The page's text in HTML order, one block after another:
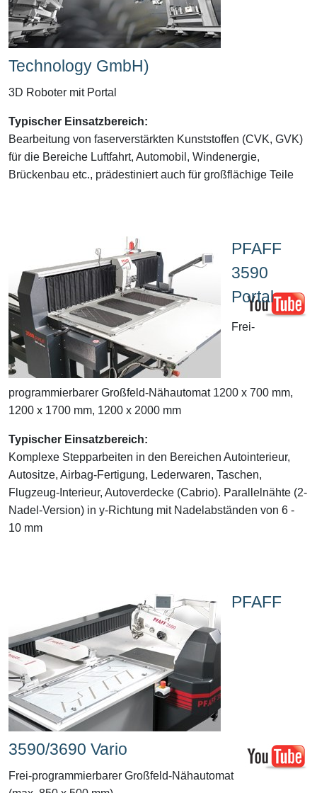
Technology GmbH)
3D Roboter mit Portal
Typischer Einsatzbereich:
Bearbeitung von faserverstärkten Kunststoffen (CVK, GVK)
für die Bereiche Luftfahrt, Automobil, Windenergie,
Brückenbau etc., prädestiniert auch für großflächige Teile
PFAFF
3590
Portal
Frei-
programmierbarer Großfeld-Nähautomat 1200 x 700 mm,
1200 x 1700 mm, 1200 x 2000 mm
Typischer Einsatzbereich:
Komplexe Stepparbeiten in den Bereichen Autointerieur,
Autositze, Airbag-Fertigung, Lederwaren, Taschen,
Flugzeug-Interieur, Autoverdecke (Cabrio). Parallelnähte (2-
Nadel-Version) in y-Richtung mit Nadelabständen von 6 -
10 mm
PFAFF
3590/3690 Vario
Frei-programmierbarer Großfeld-Nähautomat